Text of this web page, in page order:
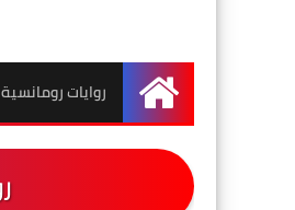
الرئيسية
روايات رومانسية